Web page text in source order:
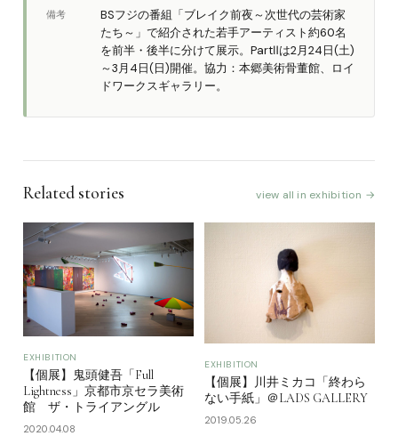
備考
BSフジの番組「ブレイク前夜～次世代の芸術家
たち～」で紹介された若手アーティスト約60名
を前半・後半に分けて展示。PartⅡは2月24日(土)
～3月4日(日)開催。協力：本郷美術骨董館、ロイ
ドワークスギャラリー。
Related stories view all in exhibition →
EXHIBITION
【個展】鬼頭健吾「Full
Lightness」京都市京セラ美術
館 ザ・トライアングル
2020.04.08
EXHIBITION
【個展】川井ミカコ「終わら
ない手紙」＠LADS GALLERY
2019.05.26